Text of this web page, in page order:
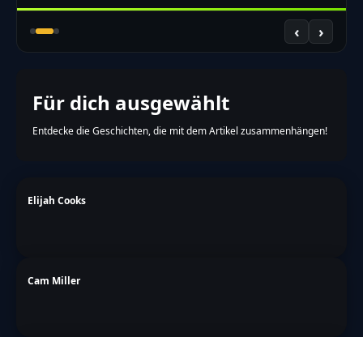
‹ ›
Für dich ausgewählt
Entdecke die Geschichten, die mit dem Artikel zusammenhängen!
Elijah Cooks
Cam Miller